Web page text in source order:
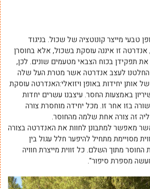
טבעי מייצר קונוטציה של שכול. בניגוד
זו איננה עוסקת בשכול, אלא בחוסרן
תפקידן בכוח הצבאי מטעמים שונים. לכן,
החלטנו לעצב אנדרטה אשר מטרת העל שלה
אותן יחידות באופן ויזואלי:האנדרטה עוסקת
באמצעות החסר. עיצבנו עשרים יחדות
בזו אחר זו. מכל יחידה מוחסרת צורה
זה צורה אחת שלמה מהחוסר.
מאפשר למתבונן לחוות את האנדרטה בצורה
מסויימת מתחיל להיפער חלל עגול בין
מתוך השלם. כל זווית מייצרת חוויה
מספרת סיפור".